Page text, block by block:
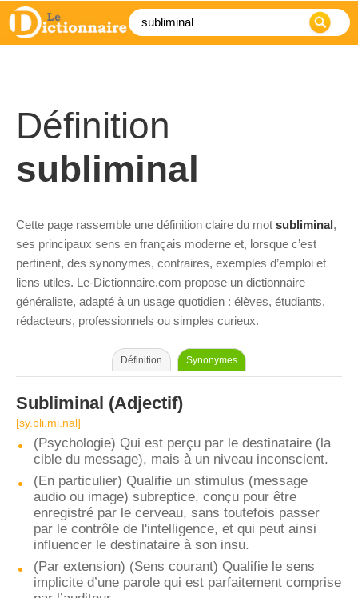
Définition
subliminal
Cette page rassemble une définition claire du mot subliminal,
ses principaux sens en français moderne et, lorsque c’est
pertinent, des synonymes, contraires, exemples d’emploi et
liens utiles. Le-Dictionnaire.com propose un dictionnaire
généraliste, adapté à un usage quotidien : élèves, étudiants,
rédacteurs, professionnels ou simples curieux.
Définition Synonymes
Subliminal (Adjectif)
[sy.bli.mi.nal]
(Psychologie) Qui est perçu par le destinataire (la
cible du message), mais à un niveau inconscient.
(En particulier) Qualifie un stimulus (message
audio ou image) subreptice, conçu pour être
enregistré par le cerveau, sans toutefois passer
par le contrôle de l'intelligence, et qui peut ainsi
influencer le destinataire à son insu.
(Par extension) (Sens courant) Qualifie le sens
implicite d’une parole qui est parfaitement comprise